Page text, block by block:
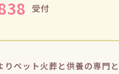
受付
ペット火葬と供養の専門